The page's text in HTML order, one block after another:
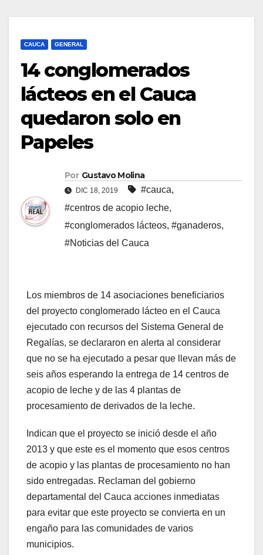
CAUCA GENERAL
14 conglomerados
lácteos en el Cauca
quedaron solo en
Papeles
Por Gustavo Molina
DIC 18, 2019 #cauca,
#centros de acopio leche,
#conglomerados lácteos, #ganaderos,
#Noticias del Cauca
Los miembros de 14 asociaciones beneficiarios
del proyecto conglomerado lácteo en el Cauca
ejecutado con recursos del Sistema General de
Regalías, se declararon en alerta al considerar
que no se ha ejecutado a pesar que llevan más de
seis años esperando la entrega de 14 centros de
acopio de leche y de las 4 plantas de
procesamiento de derivados de la leche.
Indican que el proyecto se inició desde el año
2013 y que este es el momento que esos centros
de acopio y las plantas de procesamiento no han
sido entregadas. Reclaman del gobierno
departamental del Cauca acciones inmediatas
para evitar que este proyecto se convierta en un
engaño para las comunidades de varios
municipios.